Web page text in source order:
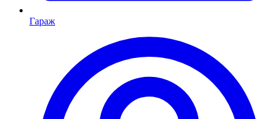
Гараж